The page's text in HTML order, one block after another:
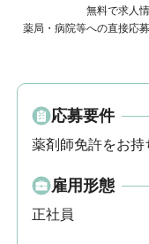
無料で求人
薬局・病院等への直接応
応募要件
薬剤師免許をお持
雇用形態
正社員